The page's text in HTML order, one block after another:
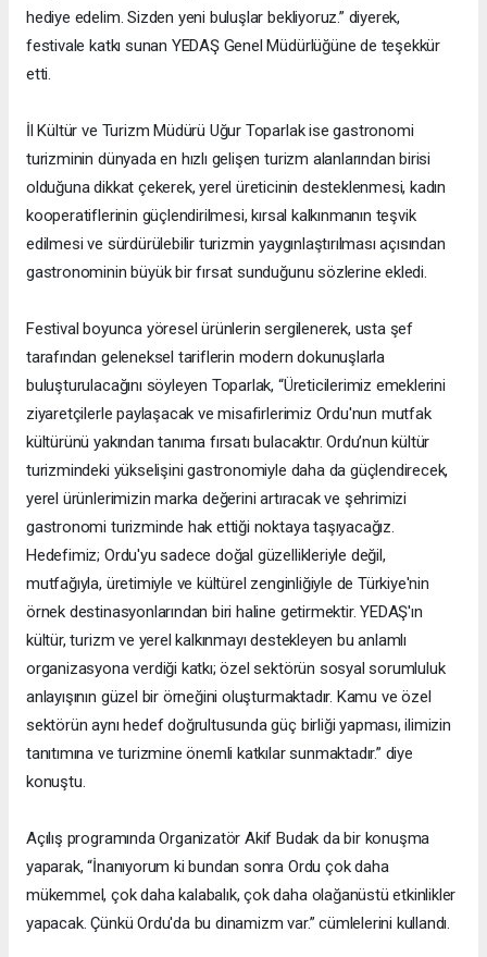
hediye edelim. Sizden yeni buluşlar bekliyoruz.” diyerek,
festivale katkı sunan YEDAŞ Genel Müdürlüğüne de teşekkür
etti.
İl Kültür ve Turizm Müdürü Uğur Toparlak ise gastronomi
turizminin dünyada en hızlı gelişen turizm alanlarından birisi
olduğuna dikkat çekerek, yerel üreticinin desteklenmesi, kadın
kooperatiflerinin güçlendirilmesi, kırsal kalkınmanın teşvik
edilmesi ve sürdürülebilir turizmin yaygınlaştırılması açısından
gastronominin büyük bir fırsat sunduğunu sözlerine ekledi.
Festival boyunca yöresel ürünlerin sergilenerek, usta şef
tarafından geleneksel tariflerin modern dokunuşlarla
buluşturulacağını söyleyen Toparlak, “Üreticilerimiz emeklerini
ziyaretçilerle paylaşacak ve misafirlerimiz Ordu'nun mutfak
kültürünü yakından tanıma fırsatı bulacaktır. Ordu’nun kültür
turizmindeki yükselişini gastronomiyle daha da güçlendirecek,
yerel ürünlerimizin marka değerini artıracak ve şehrimizi
gastronomi turizminde hak ettiği noktaya taşıyacağız.
Hedefimiz; Ordu'yu sadece doğal güzellikleriyle değil,
mutfağıyla, üretimiyle ve kültürel zenginliğiyle de Türkiye'nin
örnek destinasyonlarından biri haline getirmektir. YEDAŞ'ın
kültür, turizm ve yerel kalkınmayı destekleyen bu anlamlı
organizasyona verdiği katkı; özel sektörün sosyal sorumluluk
anlayışının güzel bir örneğini oluşturmaktadır. Kamu ve özel
sektörün aynı hedef doğrultusunda güç birliği yapması, ilimizin
tanıtımına ve turizmine önemli katkılar sunmaktadır.” diye
konuştu.
Açılış programında Organizatör Akif Budak da bir konuşma
yaparak, “İnanıyorum ki bundan sonra Ordu çok daha
mükemmel, çok daha kalabalık, çok daha olağanüstü etkinlikler
yapacak. Çünkü Ordu'da bu dinamizm var.” cümlelerini kullandı.